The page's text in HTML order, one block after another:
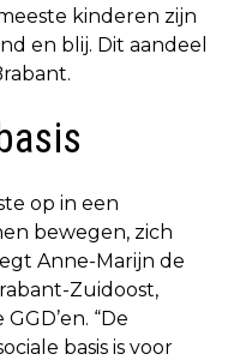
kinderen zijn
en blij. Dit aandeel
op in een
bewegen, zich
Anne-Marijn de
Zuidoost,
“De
basis is voor